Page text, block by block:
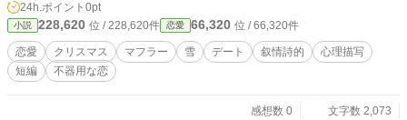
24h.ポイント 0pt
小説 228,620 位 / 228,620件 恋愛 66,320 位 / 66,320件
恋愛 クリスマス マフラー 雪 デート 叙情詩的
心理描写
短編
不器用な恋
感想数 0
文字数 2,073